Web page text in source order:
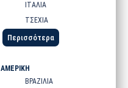
ΙΤΑΛΙΑ
ΤΣΕΧΙΑ
Περισσότερα
ΑΜΕΡΙΚΗ
ΒΡΑΖΙΛΙΑ